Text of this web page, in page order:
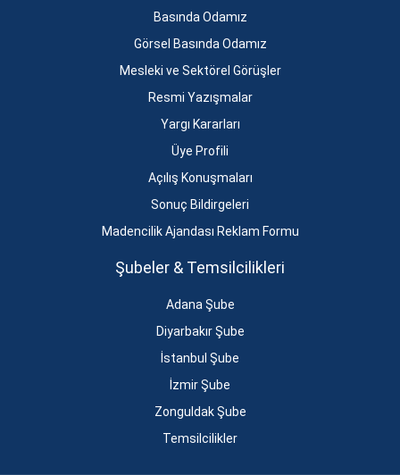
Basında Odamız
Görsel Basında Odamız
Mesleki ve Sektörel Görüşler
Resmi Yazışmalar
Yargı Kararları
Üye Profili
Açılış Konuşmaları
Sonuç Bildirgeleri
Madencilik Ajandası Reklam Formu
Şubeler & Temsilcilikleri
Adana Şube
Diyarbakır Şube
İstanbul Şube
İzmir Şube
Zonguldak Şube
Temsilcilikler